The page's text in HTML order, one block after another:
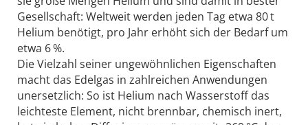
Gesellschaft: Weltweit werden jeden Tag etwa 80 t
Helium benötigt, pro Jahr erhöht sich der Bedarf um
etwa 6 %.
Die Vielzahl seiner ungewöhnlichen Eigenschaften
macht das Edelgas in zahlreichen Anwendungen
unersetzlich: So ist Helium nach Wasserstoff das
leichteste Element, nicht brennbar, chemisch inert,